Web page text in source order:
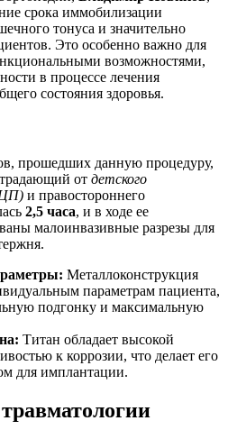
срока иммобилизации
тонуса и значительно
Это особенно важно для
возможностями,
в процессе лечения
состояния здоровья.
прошедших данную процедуру,
от детского
и правостороннего
2,5 часа, и в ходе ее
малоинвазивные разрезы для
Металлоконструкция
параметрам пациента,
подгонку и максимальную
Титан обладает высокой
к коррозии, что делает его
для имплантации.